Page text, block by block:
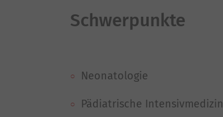
Schwerpunkte
Neonatologie
Pädiatrische Intensivmedizin